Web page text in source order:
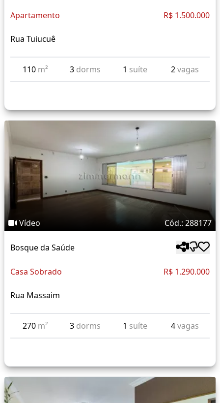
Apartamento R$ 1.500.000
Rua Tuiucuê
110 m² 3 dorms 1 suíte 2vagas
Vídeo Cód.: 288177
Bosque da Saúde
Casa Sobrado R$ 1.290.000
Rua Massaim
270 m² 3 dorms 1 suíte 4vagas